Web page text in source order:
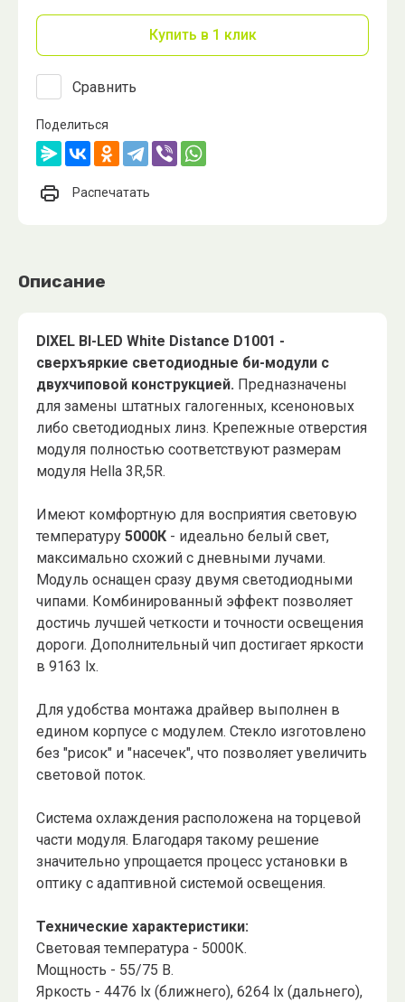
Купить в 1 клик
Сравнить
Поделиться
Распечатать
Описание
DIXEL BI-LED White Distance D1001 -
сверхъяркие светодиодные би-модули с
двухчиповой конструкцией. Предназначены
для замены штатных галогенных, ксеноновых
либо светодиодных линз. Крепежные отверстия
модуля полностью соответствуют размерам
модуля Hella 3R,5R.
Имеют комфортную для восприятия световую
температуру 5000К - идеально белый свет,
максимально схожий с дневными лучами.
Модуль оснащен сразу двумя светодиодными
чипами. Комбинированный эффект позволяет
достичь лучшей четкости и точности освещения
дороги. Дополнительный чип достигает яркости
в 9163 lx.
Для удобства монтажа драйвер выполнен в
едином корпусе с модулем. Стекло изготовлено
без "рисок" и "насечек", что позволяет увеличить
световой поток.
Система охлаждения расположена на торцевой
части модуля. Благодаря такому решение
значительно упрощается процесс установки в
оптику с адаптивной системой освещения.
Технические характеристики:
Световая температура - 5000К.
Мощность - 55/75 В.
Яркость - 4476 lx (ближнего), 6264 lx (дальнего),